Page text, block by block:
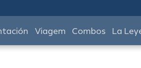
Viagem Combos La